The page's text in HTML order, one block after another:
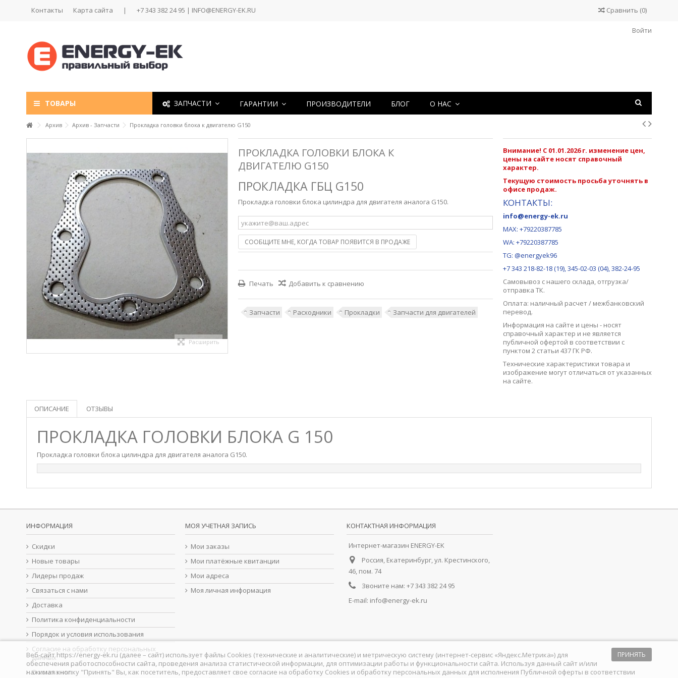
Контакты Карта сайта | +7 343 382 24 95 | INFO@ENERGY-EK.RU Сравнить (0)
Войти
ТОВАРЫ ЗАПЧАСТИ ГАРАНТИИ ПРОИЗВОДИТЕЛИ БЛОГ О НАС
Архив Архив - Запчасти Прокладка головки блока к двигателю G150
Расширить
ПРОКЛАДКА ГОЛОВКИ БЛОКА К
ДВИГАТЕЛЮ G150
ПРОКЛАДКА ГБЦ G150
Прокладка головки блока цилиндра для двигателя аналога G150.
СООБЩИТЕ МНЕ, КОГДА ТОВАР ПОЯВИТСЯ В ПРОДАЖЕ
Печать Добавить к сравнению
Запчасти Расходники Прокладки Запчасти для двигателей
Внимание! С 01.01.2026 г. изменение цен,
цены на сайте носят справочный
характер.
Текущую стоимость просьба уточнять в
офисе продаж.
КОНТАКТЫ:
info@energy-ek.ru
MAX: +79220387785
WA: +79220387785
TG: @energyek96
+7 343 218-82-18 (19), 345-02-03 (04), 382-24-95
Самовывоз с нашего склада, отгрузка/
отправка ТК.
Оплата: наличный расчет / межбанковский
перевод.
Информация на сайте и цены - носят
справочный характер и не является
публичной офертой в соответствии с
пунктом 2 статьи 437 ГК РФ.
Технические характеристики товара и
изображение могут отличаться от указанных
на сайте.
ОПИСАНИЕ ОТЗЫВЫ
ПРОКЛАДКА ГОЛОВКИ БЛОКА G 150
Прокладка головки блока цилиндра для двигателя аналога G150.
ИНФОРМАЦИЯ
Скидки
Новые товары
Лидеры продаж
Связаться с нами
Доставка
Политика конфиденциальности
Порядок и условия использования
Согласие на обработку персональных
данных
О компании
МОЯ УЧЕТНАЯ ЗАПИСЬ
Мои заказы
Мои платёжные квитанции
Мои адреса
Моя личная информация
КОНТАКТНАЯ ИНФОРМАЦИЯ
Интернет-магазин ENERGY-EK
Россия, Екатеринбург, ул. Крестинского,
46, пом. 74
Звоните нам: +7 343 382 24 95
E-mail: info@energy-ek.ru
ПРИНЯТЬ
Веб-сайт https://energy-ek.ru (далее – сайт) использует файлы Cookies (технические и аналитические) и метрическую систему (интернет-сервис «Яндекс.Метрика») для
обеспечения работоспособности сайта, проведения анализа статистической информации, для оптимизации работы и функциональности сайта. Используя данный сайт и/или
нажимая кнопку "Принять" Вы, как посетитель, предоставляет свое согласие на обработку Сookies и обработку персональных данных для исполнения Публичной оферты в соответствии